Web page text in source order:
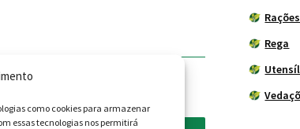
como cookies para armazenar
essas tecnologias nos permitirá
Rega